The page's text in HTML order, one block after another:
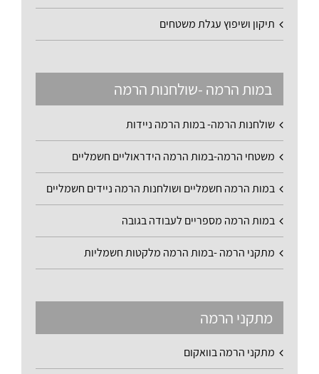
תיקון ושיפוץ עגלת משטחים
במות הרמה -שולחנות הרמה
שולחנות הרמה- במות הרמה ניידות
משטחי הרמה-במות הרמה הידראוליים חשמליים
במות הרמה חשמליים ושולחנות הרמה ניידים חשמליים
במות הרמה מספריים לעבודה בגובה
מתקני הרמה -במות הרמה מלקטות חשמליות
מתקני הרמה
מתקני הרמה בוואקום